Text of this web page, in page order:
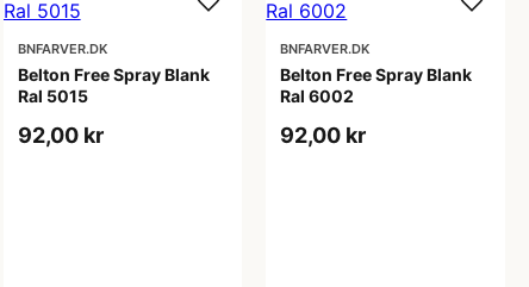
BNFARVER.DK
Belton Free Spray Blank
Ral 5015
92,00 kr
BNFARVER.DK
Belton Free Spray Blank
Ral 6002
92,00 kr